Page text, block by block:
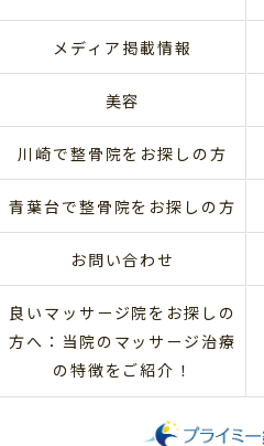
メディア掲載情報
美容
川崎で整骨院をお探しの方
青葉台で整骨院をお探しの方
お問い合わせ
良いマッサージ院をお探しの
方へ：当院のマッサージ治療
の特徴をご紹介！